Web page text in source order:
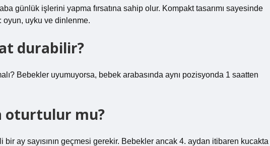
günlük işlerini yapma fırsatına sahip olur. Kompakt tasarımı sayesinde
oyun, uyku ve dinlenme.
durabilir?
Bebekler uyumuyorsa, bebek arabasında aynı pozisyonda 1 saatten
oturtulur mu?
ay sayısının geçmesi gerekir. Bebekler ancak 4. aydan itibaren kucakta